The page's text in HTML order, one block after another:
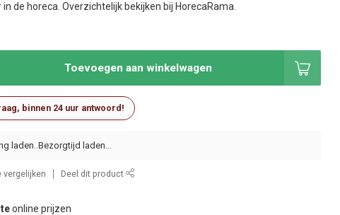
de horeca. Overzichtelijk bekijken bij HorecaRama.
Toevoegen aan winkelwagen
binnen 24 uur antwoord!
laden..
vergelijken Deel dit product
online prijzen